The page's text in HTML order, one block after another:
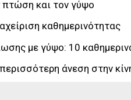
πτώση και τον γύψο
καθημερινότητας
με γύψο: 10
άνεση στην